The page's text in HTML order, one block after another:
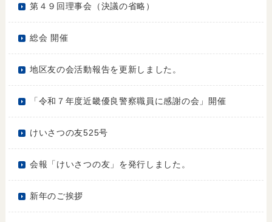
第４９回理事会（決議の省略）
総会 開催
地区友の会活動報告を更新しました。
「令和７年度近畿優良警察職員に感謝の会」開催
けいさつの友525号
会報「けいさつの友」を発行しました。
新年のご挨拶